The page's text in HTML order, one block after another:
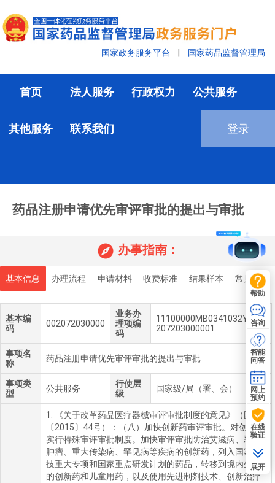
国家政务服务平台 国家药品监督管理局
首页 法人服务 行政权力 公共服务
其他服务 联系我们 登录
药品注册申请优先审评审批的提出与审批
 办事指南：
基本信息 办理流程 申请材料 收费标准 结果样本 常见问题
基本编
码
002072030000
业务办
理项编
码
11100000MB0341032Y100
207203000001
事项名
称
药品注册申请优先审评审批的提出与审批
事项类
型
公共服务
行使层
级
国家级/局（署、会）
1. 《关于改革药品医疗器械审评审批制度的意见》（国发
〔2015〕44号）：（八）加快创新药审评审批。对创新药
实行特殊审评审批制度。加快审评审批防治艾滋病、恶性
肿瘤、重大传染病、罕见病等疾病的创新药，列入国家科
技重大专项和国家重点研发计划的药品，转移到境内生产
的创新药和儿童用药，以及使用先进制剂技术、创新治疗
帮助
咨询
智能
问答
网上
预约
在线
验证
展开